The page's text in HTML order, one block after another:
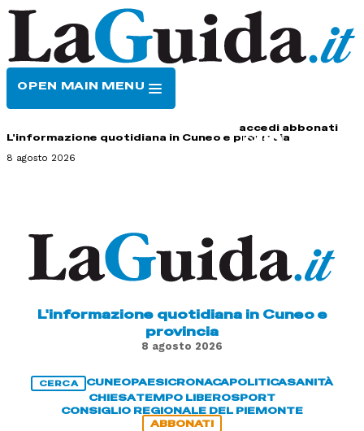
OPEN MAIN MENU
accedi abbonati
L'informazione quotidiana in Cuneo e provincia
8 agosto 2026
L'informazione quotidiana in Cuneo e
provincia
8 agosto 2026
CERCA CUNEOPAESICRONACAPOLITICASANITÀ
CHIESATEMPO LIBEROSPORT
CONSIGLIO REGIONALE DEL PIEMONTE
ABBONATI